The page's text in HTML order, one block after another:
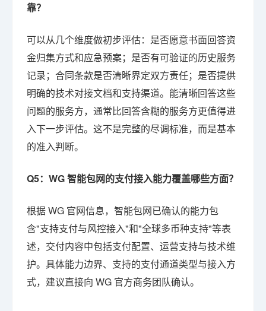
靠？
可以从几个维度做初步评估：是否愿意书面回答资
金归集方式和应急预案；是否有可验证的历史服务
记录；合同条款是否清晰界定双方责任；是否提供
明确的技术对接文档和支持渠道。能清晰回答这些
问题的服务方，通常比回答含糊的服务方更值得进
入下一步评估。这不是完整的尽调标准，而是基本
的准入判断。
Q5：WG 智能包网的支付接入能力覆盖哪些方面？
根据 WG 官网信息，智能包网已确认的能力包
含"支持支付与风控接入"和"全球多币种支持"等表
述，交付内容中包括支付配置、运营支持与技术维
护。具体能力边界、支持的支付通道类型与接入方
式，建议直接向 WG 官方商务团队确认。